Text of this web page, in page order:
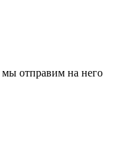
мы отправим на него